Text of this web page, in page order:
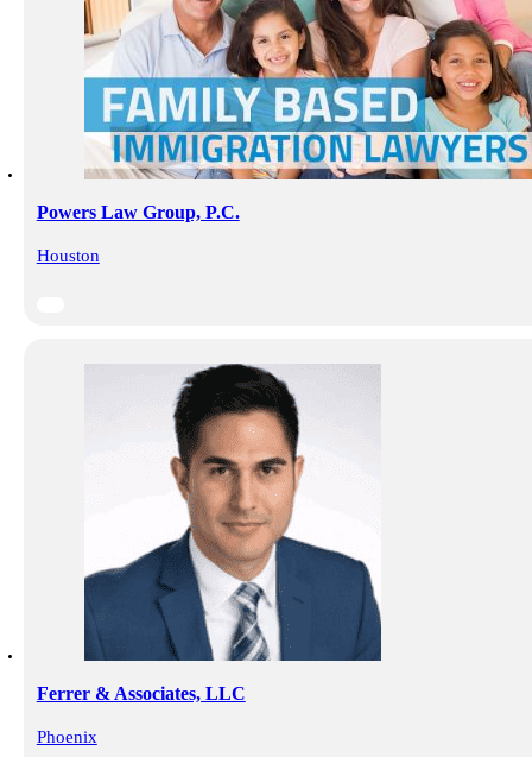
Powers Law Group, P.C.
Houston
Ferrer & Associates, LLC
Phoenix